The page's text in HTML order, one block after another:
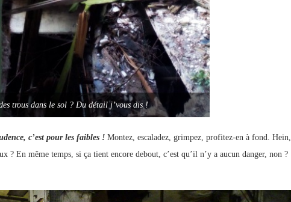
trous dans le sol ? Du détail j’vous dis !
c’est pour les faibles ! Montez, escaladez, grimpez, profitez-en à fond. Hein,
? En même temps, si ça tient encore debout, c’est qu’il n’y a aucun danger, non ?